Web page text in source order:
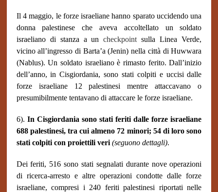
Il 4 maggio, le forze israeliane hanno sparato uccidendo una
donna palestinese che aveva accoltellato un soldato
israeliano di stanza a uncheckpoint sulla Linea Verde,
vicino all’ingresso di Barta’a (Jenin) nella città di Huwwara
(Nablus). Un soldato israeliano è rimasto ferito. Dall’inizio
dell’anno, in Cisgiordania, sono stati colpiti e uccisi dalle
forze israeliane 12 palestinesi mentre attaccavano o
presumibilmente tentavano di attaccare le forze israeliane.
6). In Cisgiordania sono stati feriti dalle forze israeliane
688 palestinesi, tra cui almeno 72 minori; 54 di loro sono
stati colpiti con proiettili veri (seguono dettagli).
Dei feriti, 516 sono stati segnalati durante nove operazioni
di ricerca-arresto e altre operazioni condotte dalle forze
israeliane, compresi i 240 feriti palestinesi riportati nelle